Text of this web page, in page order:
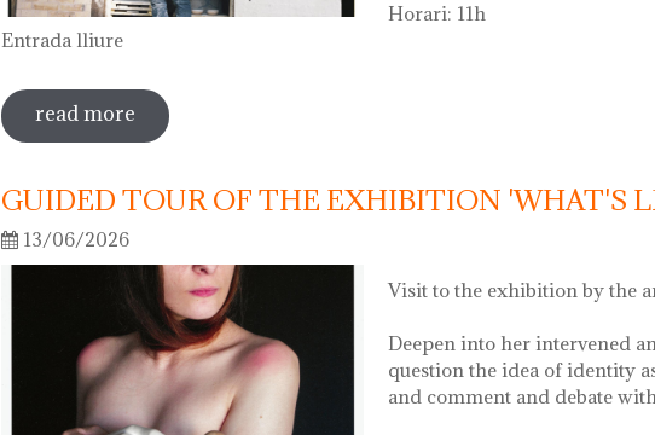
Horari: 11h
Entrada lliure
read more sobre visita guiada a l'exposició 'anar a la font'
GUIDED TOUR OF THE EXHIBITION 'WHAT'S
13/06/2026
Visit to the exhibition by the
Deepen into her intervened
question the idea of identity
and comment and debate